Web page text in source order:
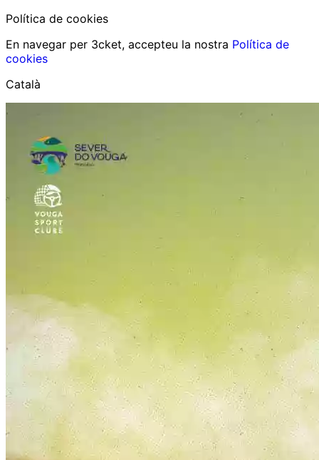
Política de cookies
En navegar per 3cket, accepteu la nostra Política de
cookies
Català